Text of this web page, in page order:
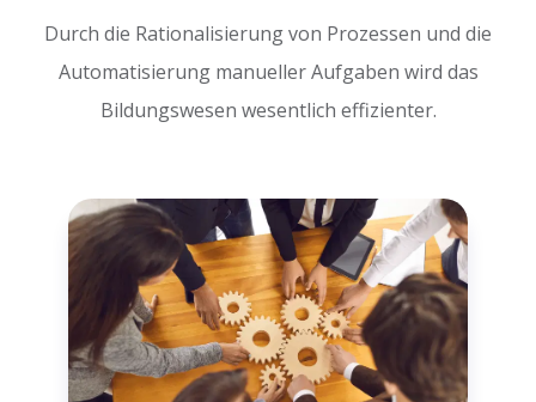
Durch die Rationalisierung von Prozessen und die
Automatisierung manueller Aufgaben wird das
Bildungswesen wesentlich effizienter.